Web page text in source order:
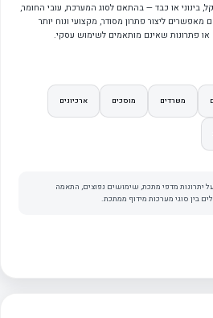
בינוני או כבד — בהתאם לסוג המערכת, עובי החומר,
ליצור פתרון מסודר, מקצועי ונוח יותר
פתרונות שאינם מותאמים לשימוש עסקי.
משרדים מוסכים ארכיונים
יתרונות מדפי מתכת, שימושים נפוצים, התאמה
בין סוגי מערכות מידוף ממתכת.